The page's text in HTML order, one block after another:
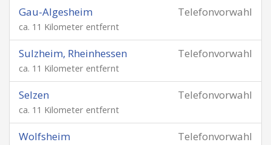
Telefonvorwahl
Gau-Algesheim
ca. 11 Kilometer entfernt
Telefonvorwahl
Sulzheim, Rheinhessen
ca. 11 Kilometer entfernt
Telefonvorwahl
Selzen
ca. 11 Kilometer entfernt
Telefonvorwahl
Wolfsheim